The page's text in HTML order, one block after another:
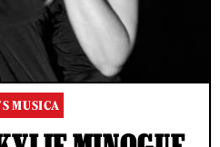
MUSICA